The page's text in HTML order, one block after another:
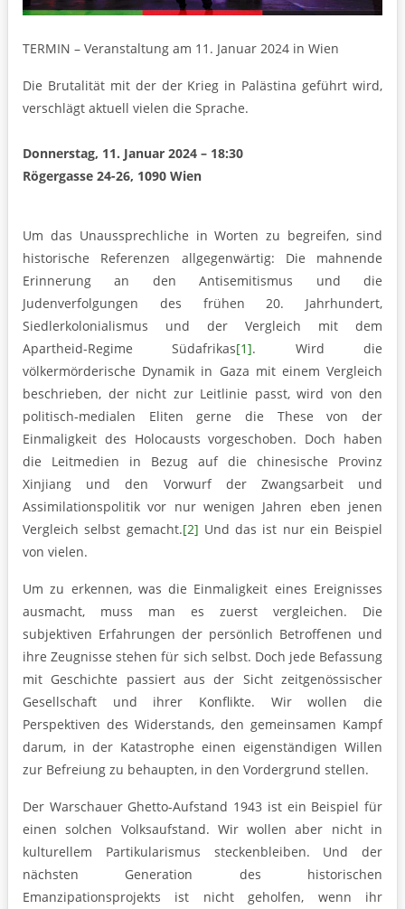
TERMIN – Veranstaltung am 11. Januar 2024 in Wien
Die Brutalität mit der der Krieg in Palästina geführt wird,
verschlägt aktuell vielen die Sprache.
Donnerstag, 11. Januar 2024 – 18:30
Rögergasse 24-26, 1090 Wien
Um das Unaussprechliche in Worten zu begreifen, sind
historische Referenzen allgegenwärtig: Die mahnende
Erinnerung an den Antisemitismus und die
Judenverfolgungen des frühen 20. Jahrhundert,
Siedlerkolonialismus und der Vergleich mit dem
Apartheid-Regime Südafrikas[1]. Wird die
völkermörderische Dynamik in Gaza mit einem Vergleich
beschrieben, der nicht zur Leitlinie passt, wird von den
politisch-medialen Eliten gerne die These von der
Einmaligkeit des Holocausts vorgeschoben. Doch haben
die Leitmedien in Bezug auf die chinesische Provinz
Xinjiang und den Vorwurf der Zwangsarbeit und
Assimilationspolitik vor nur wenigen Jahren eben jenen
Vergleich selbst gemacht.[2] Und das ist nur ein Beispiel
von vielen.
Um zu erkennen, was die Einmaligkeit eines Ereignisses
ausmacht, muss man es zuerst vergleichen. Die
subjektiven Erfahrungen der persönlich Betroffenen und
ihre Zeugnisse stehen für sich selbst. Doch jede Befassung
mit Geschichte passiert aus der Sicht zeitgenössischer
Gesellschaft und ihrer Konflikte. Wir wollen die
Perspektiven des Widerstands, den gemeinsamen Kampf
darum, in der Katastrophe einen eigenständigen Willen
zur Befreiung zu behaupten, in den Vordergrund stellen.
Der Warschauer Ghetto-Aufstand 1943 ist ein Beispiel für
einen solchen Volksaufstand. Wir wollen aber nicht in
kulturellem Partikularismus steckenbleiben. Und der
nächsten Generation des historischen
Emanzipationsprojekts ist nicht geholfen, wenn ihr